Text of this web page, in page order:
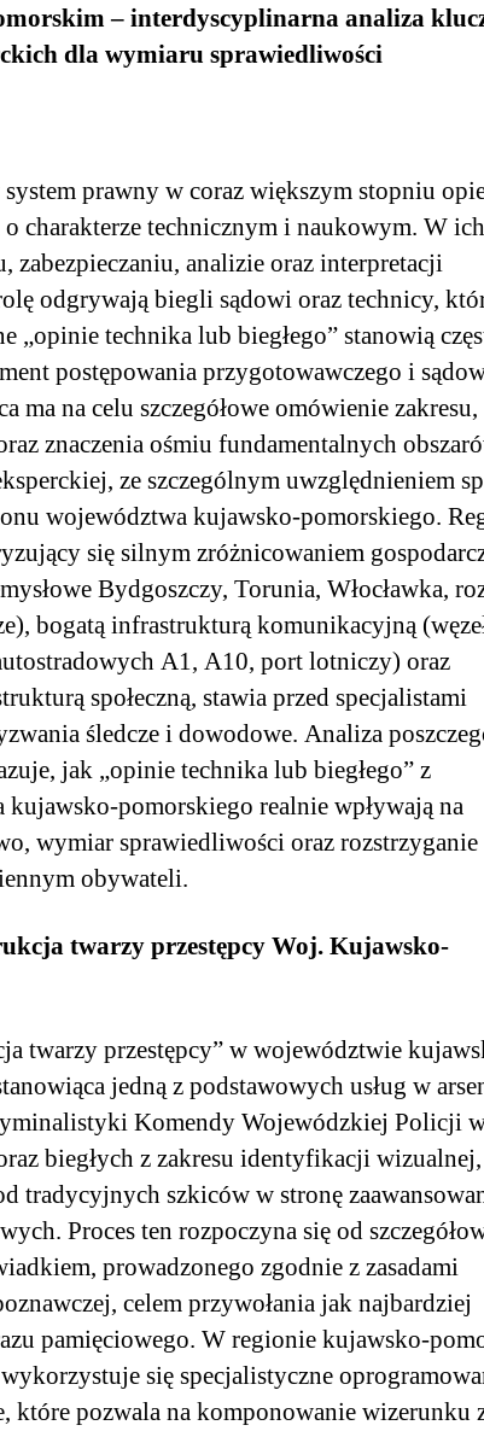
– interdyscyplinarna analiza
dla wymiaru sprawiedliwości
system prawny w coraz większym stopniu
charakterze technicznym i naukowym. W ich
zabezpieczaniu, analizie oraz interpretacji
odgrywają biegli sądowi oraz technicy,
„opinie technika lub biegłego” stanowią
postępowania przygotowawczego i
ma na celu szczegółowe omówienie zakresu,
znaczenia ośmiu fundamentalnych
ze szczególnym uwzględnieniem
województwa kujawsko-pomorskiego.
się silnym zróżnicowaniem
Bydgoszczy, Torunia, Włocławka,
bogatą infrastrukturą komunikacyjną
A1, A10, port lotniczy) oraz
społeczną, stawia przed specjalistami
śledcze i dowodowe. Analiza
jak „opinie technika lub biegłego” z
pomorskiego realnie wpływają na
wymiar sprawiedliwości oraz
obywateli.
twarzy przestępcy Woj. Kujawsko-
twarzy przestępcy” w województwie
jedną z podstawowych usług w
Komendy Wojewódzkiej Policji
biegłych z zakresu identyfikacji wizualnej,
tradycyjnych szkiców w stronę
Proces ten rozpoczyna się od
prowadzonego zgodnie z zasadami
celem przywołania jak najbardziej
pamięciowego. W regionie kujawsko-
się specjalistyczne
które pozwala na komponowanie wizerunku